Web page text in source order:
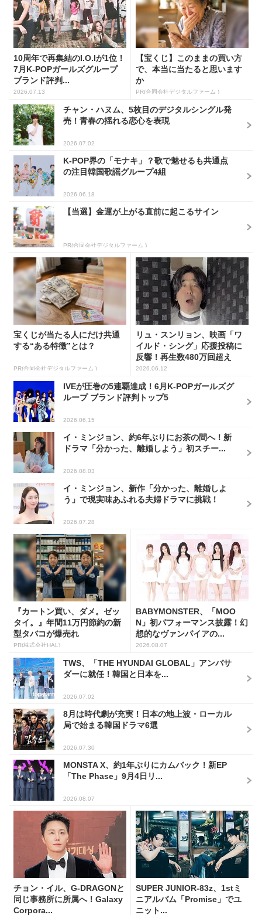
10周年で再集結のI.O.Iが1位！
7月K-POPガールズグループ
ブランド評判...
2026.07.13
【宝くじ】このままの買い方
で、本当に当たると思います
か
PR(合同会社デジタルファーム )
チャン・ハヌム、5枚目のデジタルシングル発
売！青春の揺れる恋心を表現
2026.07.02
K-POP界の「モナキ」？歌で魅せるも共通点
の注目韓国歌謡グループ4組
2026.06.18
【当選】金運が上がる直前に起こるサイン
PR(合同会社デジタルファーム )
宝くじが当たる人にだけ共通
する“ある特徴”とは？
PR(合同会社デジタルファーム )
リュ・スンリョン、映画「ワ
イルド・シング」応援投稿に
反響！再生数480万回超え
2026.06.12
IVEが圧巻の5連覇達成！6月K-POPガールズグ
ループ ブランド評判トップ5
2026.06.15
イ・ミンジョン、約6年ぶりにお茶の間へ！新
ドラマ「分かった、離婚しよう」初スチー...
2026.08.03
イ・ミンジョン、新作「分かった、離婚しよ
う」で現実味あふれる夫婦ドラマに挑戦！
2026.07.28
『カートン買い、ダメ。ゼッ
タイ。』年間11万円節約の新
型タバコが爆売れ
PR(株式会社HAL)
BABYMONSTER、「MOO
N」初パフォーマンス披露！幻
想的なヴァンパイアの...
2026.08.07
TWS、「THE HYUNDAI GLOBAL」アンバサ
ダーに就任！韓国と日本を...
2026.07.02
8月は時代劇が充実！日本の地上波・ローカル
局で始まる韓国ドラマ6選
2026.07.30
MONSTA X、約1年ぶりにカムバック！新EP
「The Phase」9月4日リ...
2026.08.07
チョン・イル、G-DRAGONと
同じ事務所に所属へ！Galaxy
Corpora...
SUPER JUNIOR-83z、1stミ
ニアルバム「Promise」でユ
ニット...